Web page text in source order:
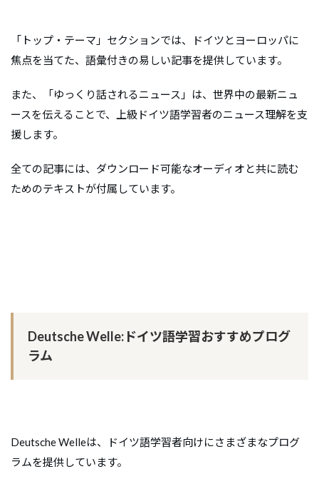
「トップ・テーマ」セクションでは、ドイツとヨーロッパに
焦点を当てた、語彙付きの易しい記事を提供しています。
また、「ゆっくり話されるニュース」は、世界中の最新ニュ
ースを伝えることで、上級ドイツ語学習者のニュース理解を支
援します。
全ての記事には、ダウンロード可能なオーディオと共に読む
ためのテキストが付属しています。
Deutsche Welle:ドイツ語学習おすすめプログ
ラム
Deutsche Welleは、ドイツ語学習者向けにさまざまなプログ
ラムを提供しています。